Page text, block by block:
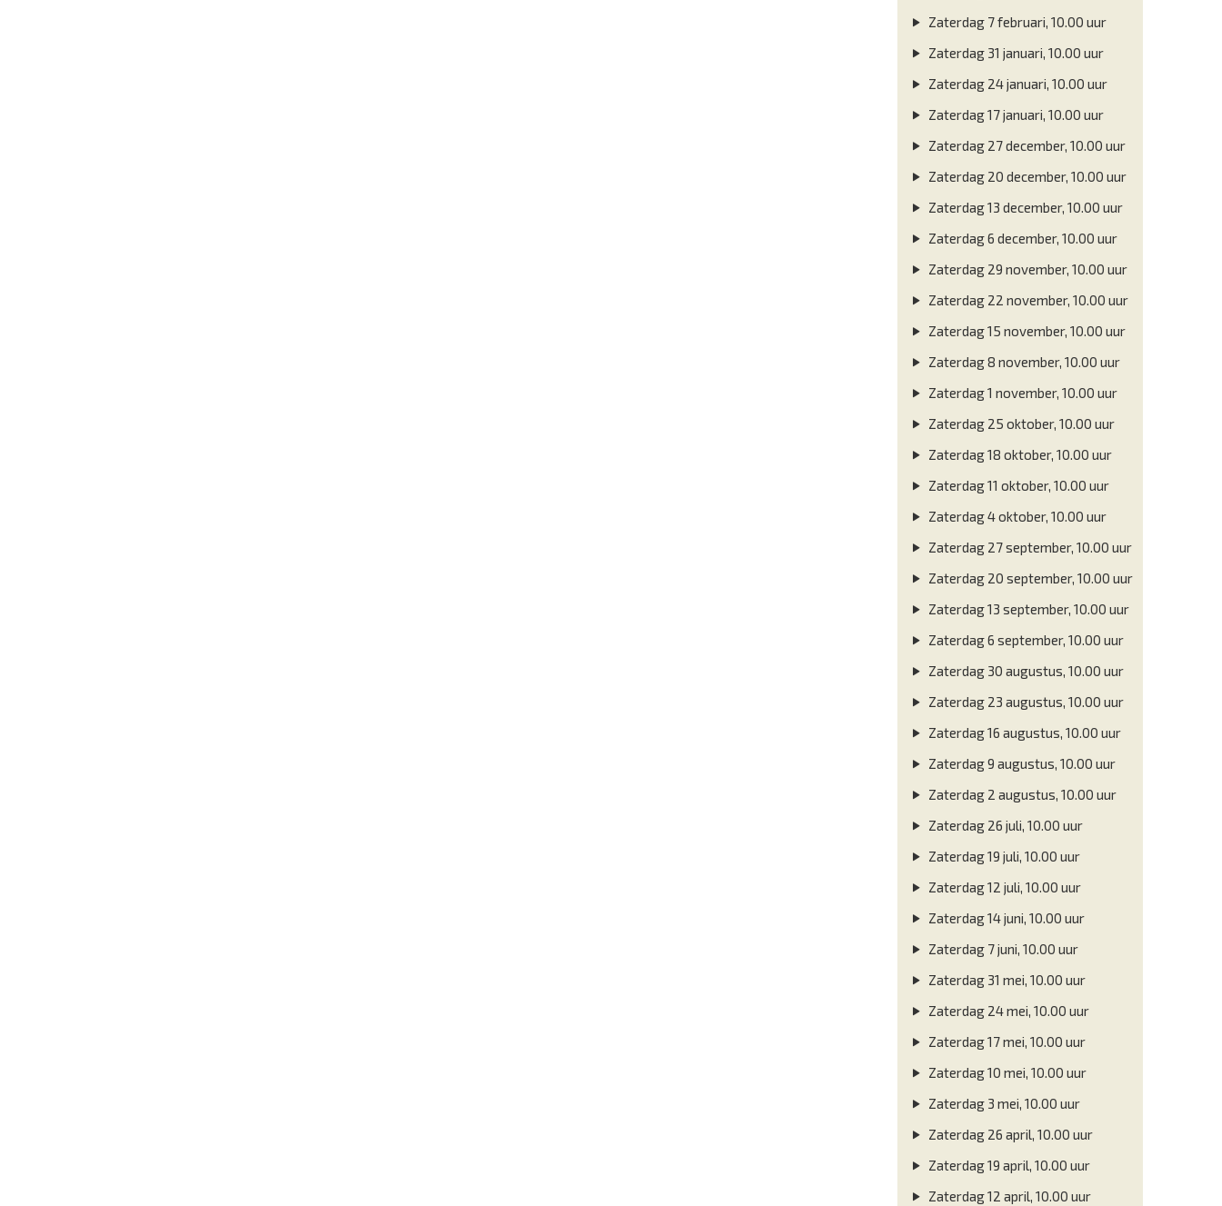
Zaterdag 7 februari, 10.00 uur
Zaterdag 31 januari, 10.00 uur
Zaterdag 24 januari, 10.00 uur
Zaterdag 17 januari, 10.00 uur
Zaterdag 27 december, 10.00 uur
Zaterdag 20 december, 10.00 uur
Zaterdag 13 december, 10.00 uur
Zaterdag 6 december, 10.00 uur
Zaterdag 29 november, 10.00 uur
Zaterdag 22 november, 10.00 uur
Zaterdag 15 november, 10.00 uur
Zaterdag 8 november, 10.00 uur
Zaterdag 1 november, 10.00 uur
Zaterdag 25 oktober, 10.00 uur
Zaterdag 18 oktober, 10.00 uur
Zaterdag 11 oktober, 10.00 uur
Zaterdag 4 oktober, 10.00 uur
Zaterdag 27 september, 10.00 uur
Zaterdag 20 september, 10.00 uur
Zaterdag 13 september, 10.00 uur
Zaterdag 6 september, 10.00 uur
Zaterdag 30 augustus, 10.00 uur
Zaterdag 23 augustus, 10.00 uur
Zaterdag 16 augustus, 10.00 uur
Zaterdag 9 augustus, 10.00 uur
Zaterdag 2 augustus, 10.00 uur
Zaterdag 26 juli, 10.00 uur
Zaterdag 19 juli, 10.00 uur
Zaterdag 12 juli, 10.00 uur
Zaterdag 14 juni, 10.00 uur
Zaterdag 7 juni, 10.00 uur
Zaterdag 31 mei, 10.00 uur
Zaterdag 24 mei, 10.00 uur
Zaterdag 17 mei, 10.00 uur
Zaterdag 10 mei, 10.00 uur
Zaterdag 3 mei, 10.00 uur
Zaterdag 26 april, 10.00 uur
Zaterdag 19 april, 10.00 uur
Zaterdag 12 april, 10.00 uur